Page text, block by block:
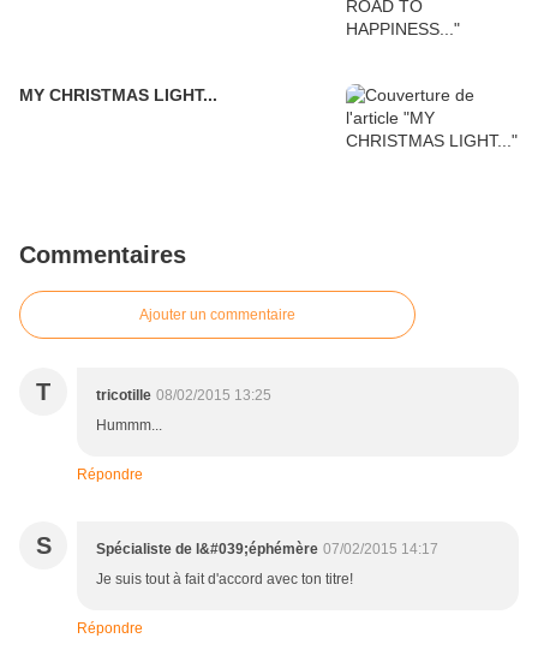
MY CHRISTMAS LIGHT...
Commentaires
Ajouter un commentaire
T tricotille 08/02/2015 13:25
Hummm...
Répondre
S Spécialiste de l&#039;éphémère 07/02/2015 14:17
Je suis tout à fait d'accord avec ton titre!
Répondre